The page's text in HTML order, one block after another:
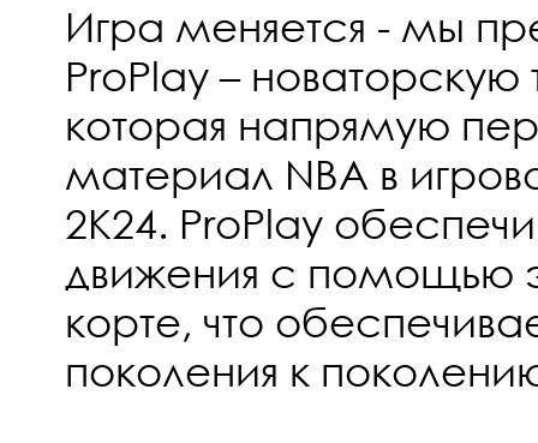
Игра меняется - мы
ProPlay – новаторскую
которая напрямую
материал NBA в
2K24. ProPlay
движения с помощью
корте, что
поколения к